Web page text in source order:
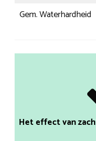
Gem. Waterhardheid
Het effect van